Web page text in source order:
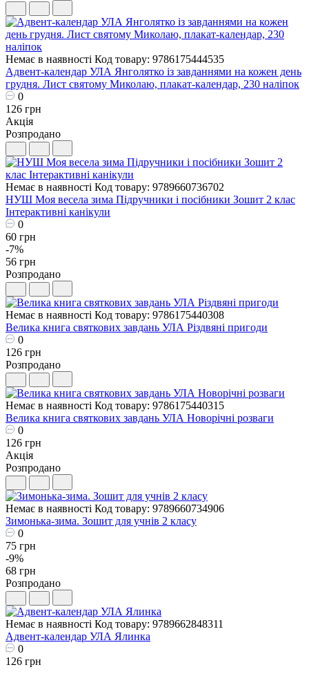
Немає в наявності Код товару: 9786175444535
Адвент-календар УЛА Янголятко із завданнями на кожен день
грудня. Лист святому Миколаю, плакат-календар, 230 наліпок
0
126 грн
Акція
Розпродано
Немає в наявності Код товару: 9789660736702
НУШ Моя весела зима Пiдручники i посiбники Зошит 2 клас
Інтерактивні канікули
0
60 грн
-7%
56 грн
Розпродано
Немає в наявності Код товару: 9786175440308
Велика книга святкових завдань УЛА Різдвяні пригоди
0
126 грн
Розпродано
Немає в наявності Код товару: 9786175440315
Велика книга святкових завдань УЛА Новорічні розваги
0
126 грн
Акція
Розпродано
Немає в наявності Код товару: 9789660734906
Зимонька-зима. Зошит для учнів 2 класу
0
75 грн
-9%
68 грн
Розпродано
Немає в наявності Код товару: 9789662848311
Адвент-календар УЛА Ялинка
0
126 грн